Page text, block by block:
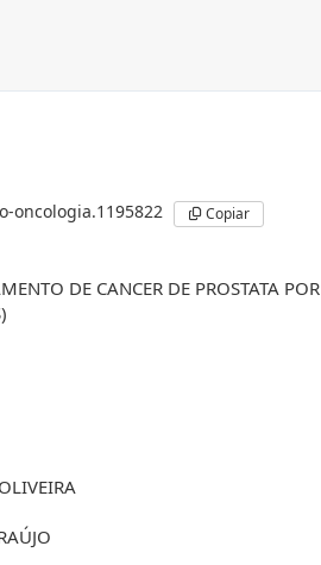
oncologia.1195822 Copiar
DE CANCER DE PROSTATA POR